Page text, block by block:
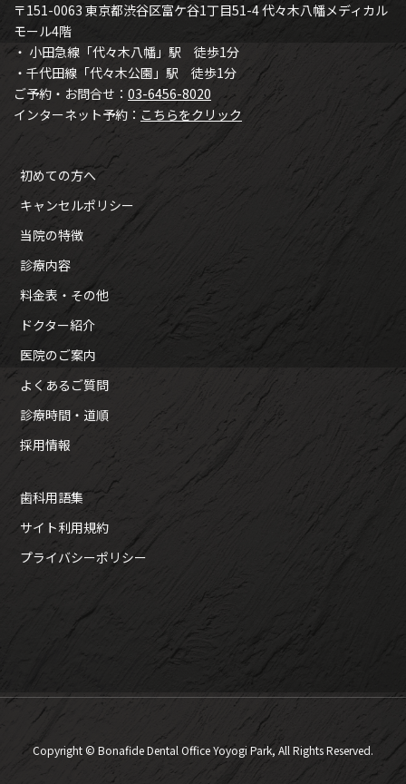
〒151-0063 東京都渋谷区富ケ谷1丁目51-4 代々木八幡メディカル
モール4階
・ 小田急線「代々木八幡」駅 徒歩1分
・千代田線「代々木公園」駅 徒歩1分
ご予約・お問合せ： 03-6456-8020
インターネット予約： こちらをクリック
初めての方へ
キャンセルポリシー
当院の特徴
診療内容
料金表・その他
ドクター紹介
医院のご案内
よくあるご質問
診療時間・道順
採用情報
歯科用語集
サイト利用規約
プライバシーポリシー
Copyright © Bonafide Dental Office Yoyogi Park, All Rights Reserved.